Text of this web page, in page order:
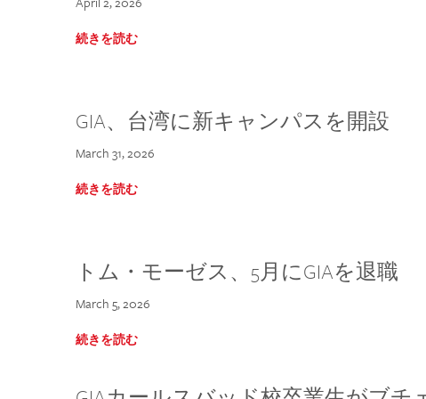
続きを読む
GIA、台湾に新キャンパスを開設
March 31, 2026
続きを読む
トム・モーゼス、5月にGIAを退職
March 5, 2026
続きを読む